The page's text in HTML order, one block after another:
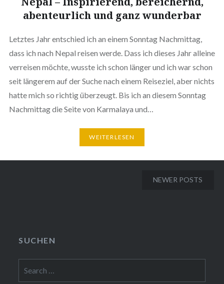
abenteurlich und ganz wunderbar
Letztes Jahr entschied ich an einem Sonntag Nachmittag,
dass ich nach Nepal reisen werde. Dass ich dieses Jahr alleine
verreisen möchte, wusste ich schon länger und ich war schon
seit längerem auf der Suche nach einem Reiseziel, aber nichts
hatte mich so richtig überzeugt. Bis ich an diesem Sonntag
Nachmittag die Seite von Karmalaya und…
WEITERLESEN
NEWER POSTS
SUCHEN
for: